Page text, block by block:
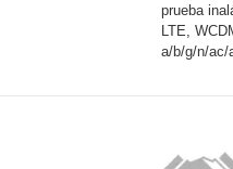
prueba
LTE,
a/b/g/n/ac/